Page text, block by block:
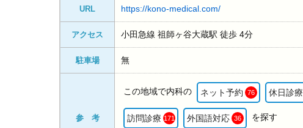
URL https://kono-medical.com/
アクセス 小田急線 祖師ヶ谷大蔵駅 徒歩 4分
駐車場 無
参 考
この地域で内科の ネット予約 76 休日診療
訪問診療 171 外国語対応 36 を探す